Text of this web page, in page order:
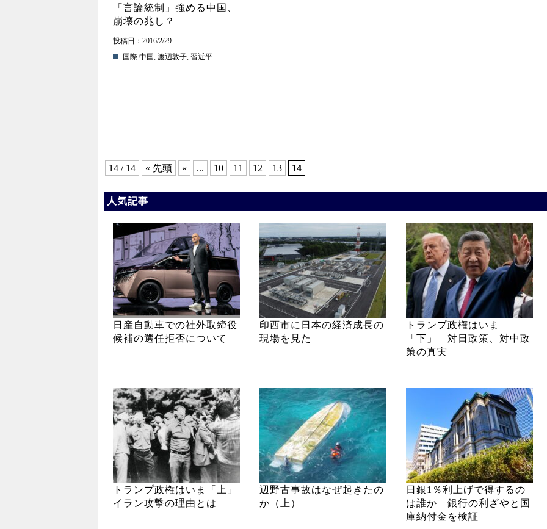
「言論統制」強める中国、
崩壊の兆し？
投稿日：2016/2/29
.国際 中国, 渡辺敦子, 習近平
14 / 14 « 先頭 « ... 10 11 12 13 14
人気記事
日産自動車での社外取締役
候補の選任拒否について
印西市に日本の経済成長の
現場を見た
トランプ政権はいま
「下」 対日政策、対中政
策の真実
トランプ政権はいま「上」
イラン攻撃の理由とは
辺野古事故はなぜ起きたの
か（上）
日銀1％利上げで得するの
は誰か 銀行の利ざやと国
庫納付金を検証